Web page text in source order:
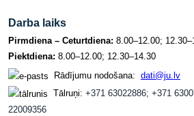
Darba laiks
Pirmdiena – Ceturtdiena: 8.00–12.00;
Piektdiena: 8.00–12.00; 12.30–14.30
Rādījumu nodošana: dati@ju.lv
Tālruņi: +371 63022886; +371
22009356